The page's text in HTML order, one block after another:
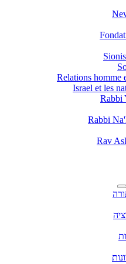
Relations homme
Israel et les
Rabbi
Rabbi